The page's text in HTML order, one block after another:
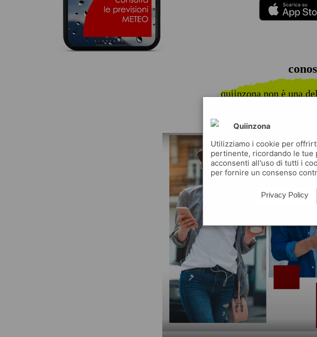
quiinzona non è una
Quiinzona
Utilizziamo i cookie per
pertinente, ricordando le tue
acconsenti all'uso di tutti i
per fornire un consenso
Privacy Policy